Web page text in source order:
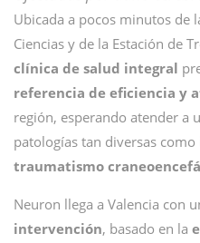
Ubicada a pocos minutos de
Ciencias y de la Estación de
clínica de salud integral
referencia de eficiencia y
región, esperando atender a
patologías tan diversas como
traumatismo
Neuron llega a Valencia con
intervención, basado en la